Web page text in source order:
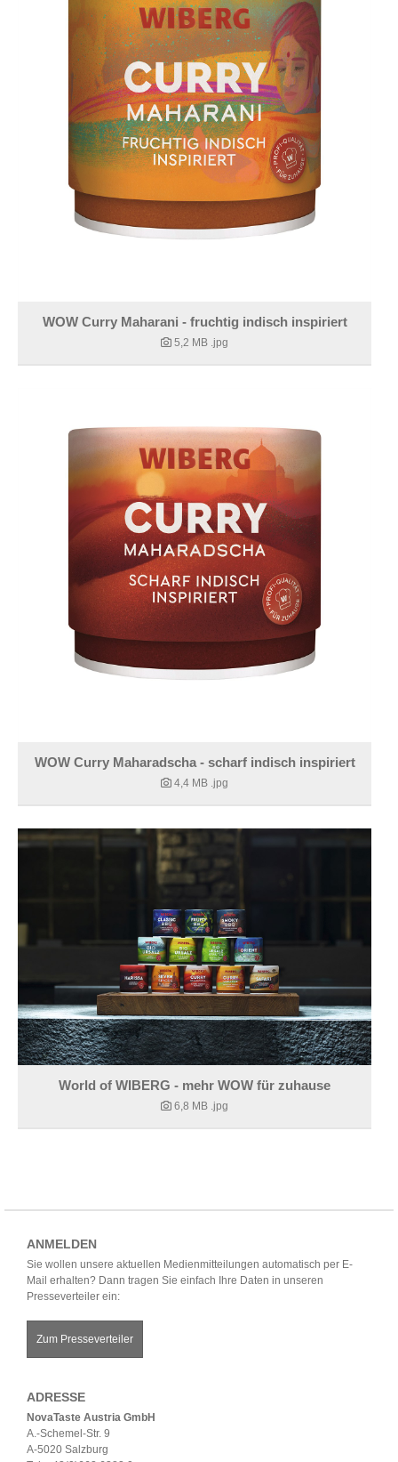
WOW Curry Maharani - fruchtig indisch inspiriert
5,2 MB .jpg
WOW Curry Maharadscha - scharf indisch inspiriert
4,4 MB .jpg
World of WIBERG - mehr WOW für zuhause
6,8 MB .jpg
ANMELDEN
Sie wollen unsere aktuellen Medienmitteilungen automatisch per E-
Mail erhalten? Dann tragen Sie einfach Ihre Daten in unseren
Presseverteiler ein:
Zum Presseverteiler
ADRESSE
NovaTaste Austria GmbH
A.-Schemel-Str. 9
A-5020 Salzburg